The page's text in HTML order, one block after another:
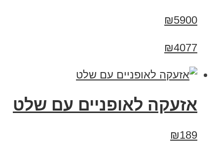
₪5900
₪4077
אזעקה לאופניים עם שלט
₪189